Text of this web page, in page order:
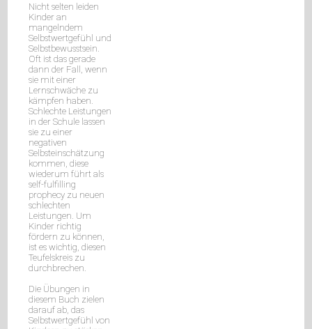
Geschichte
/
Sozialkunde
Musik
/
Sport
Textverarbeitung
Berufsvorbereitung
ISB-
Schnäppchen
%
Service
Ansprechpartner
Kundenservice
Lehrerservice
Referendare
Über
Uns
Das
Team
Manuskripteinsendung
Nicht selten leiden
Kinder an
mangelndem
Selbstwertgefühl und
Selbstbewusstsein.
Oft ist das gerade
dann der Fall, wenn
sie mit einer
Lernschwäche zu
kämpfen haben.
Schlechte Leistungen
in der Schule lassen
sie zu einer
negativen
Selbsteinschätzung
kommen, diese
wiederum führt als
self-fulfilling
prophecy zu neuen
schlechten
Leistungen. Um
Kinder richtig
fördern zu können,
ist es wichtig, diesen
Teufelskreis zu
durchbrechen.
Die Übungen in
diesem Buch zielen
darauf ab, das
Selbstwertgefühl von